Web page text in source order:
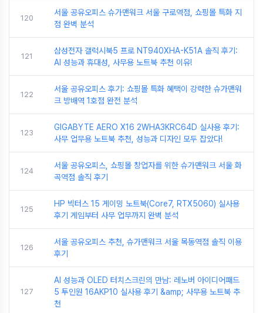
120
서울 공유오피스 슈가맨워크 서울 구로역점, 쇼핑몰 특화 지
점 완벽 분석
121
삼성전자 갤럭시북5 프로 NT940XHA-K51A 솔직 후기:
AI 성능과 휴대성, 사무용 노트북 추천 이유!
122
서울 공유오피스 후기: 쇼핑몰 특화 혜택이 강력한 슈가맨워
크 방배역 1호점 완전 분석
123
GIGABYTE AERO X16 2WHA3KRC64D 실사용 후기:
사무 업무용 노트북 추천, 성능과 디자인 모두 잡았다!
124
서울 공유오피스, 쇼핑몰 창업자를 위한 슈가맨워크 서울 화
곡역점 솔직 후기
125
HP 빅터스 15 게이밍 노트북(Core7, RTX5060) 실사용
후기 게임부터 사무 업무까지 완벽 분석
126
서울 공유오피스 추천, 슈가맨워크 서울 목동역점 솔직 이용
후기
127
AI 성능과 OLED 터치스크린의 만남: 레노버 아이디어패드
5 투인원 16AKP10 실사용 후기 &amp; 사무용 노트북 추
천